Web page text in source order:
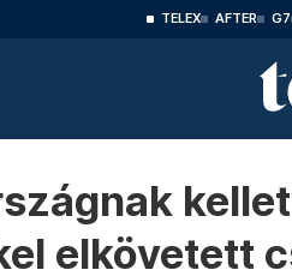
TELEX AFTER G7
elkövetett